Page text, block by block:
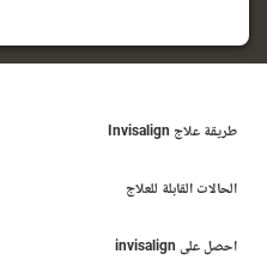
طريقة علاج Invisalign
الحالات القابلة للعلاج
احصل على invisalign